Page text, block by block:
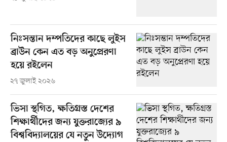
নিঃসন্তান দম্পতিদের কাছে লুইস
ব্রাউন কেন এত বড় অনুপ্রেরণা
হয়ে রইলেন
২৭ জুলাই ২০২৬
ভিসা স্থগিত, ক্ষতিগ্রস্ত দেশের
শিক্ষার্থীদের জন্য যুক্তরাজ্যের ৯
বিশ্ববিদ্যালয়ের যে নতুন উদ্যোগ